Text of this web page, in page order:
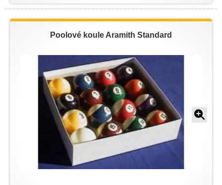
Poolové koule Aramith Standard